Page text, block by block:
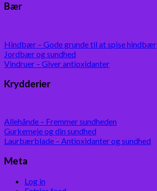
Bær
Hindbær – Gode grunde til at spise hindbær
Jordbær og sundhed
Vindruer – Giver antioxidanter
Krydderier
Allehånde – Fremmer sundheden
Gurkemeje og din sundhed
Laurbærblade – Antioxidanter og sundhed
Meta
Log in